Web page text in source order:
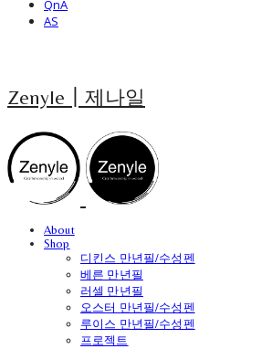
QnA
AS
Zenyle┃제나일
About
Shop
디킨스 만년필/수성펜
베른 만년필
러셀 만년필
오스터 만년필/수성펜
루이스 만년필/수성펜
프로젝트